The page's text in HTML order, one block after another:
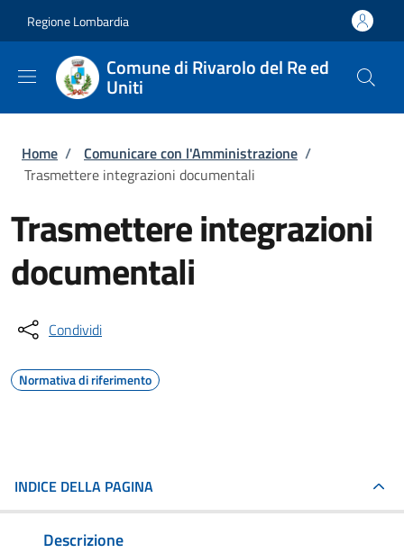
Regione Lombardia
Comune di Rivarolo del Re ed
Uniti
Briciole di pane
Home / Comunicare con l'Amministrazione /
Trasmettere integrazioni documentali
Trasmettere integrazioni
documentali
Condividi
Normativa di riferimento
INDICE DELLA PAGINA
Descrizione